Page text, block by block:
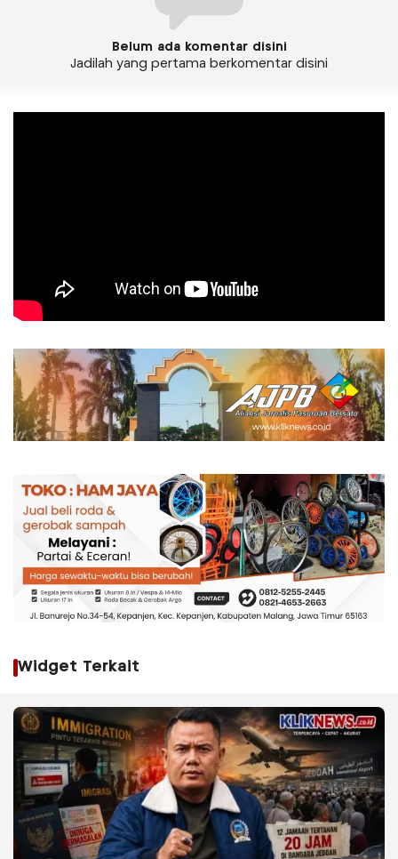
Belum ada komentar disini
Jadilah yang pertama berkomentar disini
Widget Terkait